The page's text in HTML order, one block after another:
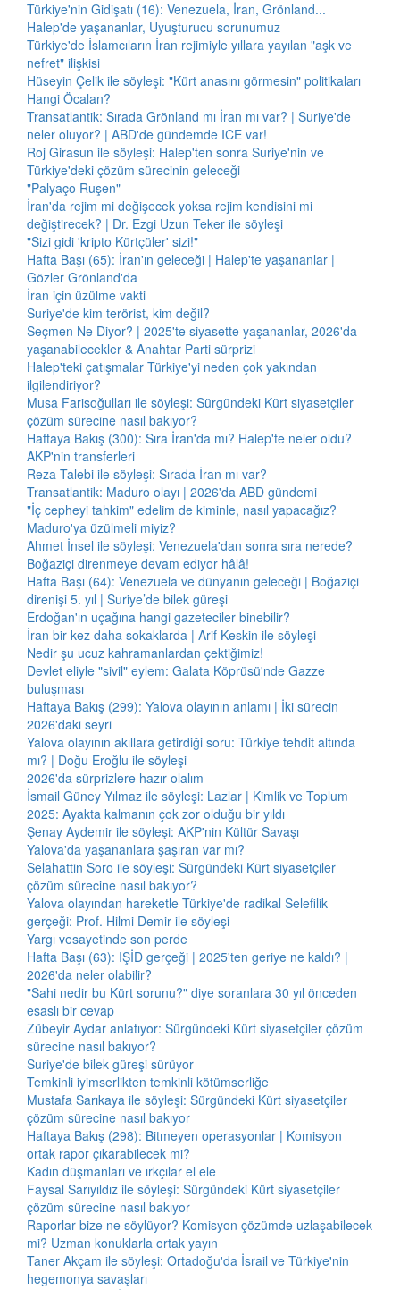
Türkiye'nin Gidişatı (16): Venezuela, İran, Grönland...
Halep'de yaşananlar, Uyuşturucu sorunumuz
Türkiye'de İslamcıların İran rejimiyle yıllara yayılan "aşk ve
nefret" ilişkisi
Hüseyin Çelik ile söyleşi: "Kürt anasını görmesin" politikaları
Hangi Öcalan?
Transatlantik: Sırada Grönland mı İran mı var? | Suriye'de
neler oluyor? | ABD'de gündemde ICE var!
Roj Girasun ile söyleşi: Halep'ten sonra Suriye'nin ve
Türkiye'deki çözüm sürecinin geleceği
"Palyaço Ruşen"
İran'da rejim mi değişecek yoksa rejim kendisini mi
değiştirecek? | Dr. Ezgi Uzun Teker ile söyleşi
"Sizi gidi 'kripto Kürtçüler' sizi!"
Hafta Başı (65): İran'ın geleceği | Halep'te yaşananlar |
Gözler Grönland'da
İran için üzülme vakti
Suriye'de kim terörist, kim değil?
Seçmen Ne Diyor? | 2025'te siyasette yaşananlar, 2026'da
yaşanabilecekler & Anahtar Parti sürprizi
Halep'teki çatışmalar Türkiye'yi neden çok yakından
ilgilendiriyor?
Musa Farisoğulları ile söyleşi: Sürgündeki Kürt siyasetçiler
çözüm sürecine nasıl bakıyor?
Haftaya Bakış (300): Sıra İran'da mı? Halep'te neler oldu?
AKP'nin transferleri
Reza Talebi ile söyleşi: Sırada İran mı var?
Transatlantik: Maduro olayı | 2026'da ABD gündemi
"İç cepheyi tahkim" edelim de kiminle, nasıl yapacağız?
Maduro'ya üzülmeli miyiz?
Ahmet İnsel ile söyleşi: Venezuela'dan sonra sıra nerede?
Boğaziçi direnmeye devam ediyor hâlâ!
Hafta Başı (64): Venezuela ve dünyanın geleceği | Boğaziçi
direnişi 5. yıl | Suriye’de bilek güreşi
Erdoğan'ın uçağına hangi gazeteciler binebilir?
İran bir kez daha sokaklarda | Arif Keskin ile söyleşi
Nedir şu ucuz kahramanlardan çektiğimiz!
Devlet eliyle "sivil" eylem: Galata Köprüsü'nde Gazze
buluşması
Haftaya Bakış (299): Yalova olayının anlamı | İki sürecin
2026'daki seyri
Yalova olayının akıllara getirdiği soru: Türkiye tehdit altında
mı? | Doğu Eroğlu ile söyleşi
2026'da sürprizlere hazır olalım
İsmail Güney Yılmaz ile söyleşi: Lazlar | Kimlik ve Toplum
2025: Ayakta kalmanın çok zor olduğu bir yıldı
Şenay Aydemir ile söyleşi: AKP'nin Kültür Savaşı
Yalova'da yaşananlara şaşıran var mı?
Selahattin Soro ile söyleşi: Sürgündeki Kürt siyasetçiler
çözüm sürecine nasıl bakıyor?
Yalova olayından hareketle Türkiye'de radikal Selefilik
gerçeği: Prof. Hilmi Demir ile söyleşi
Yargı vesayetinde son perde
Hafta Başı (63): IŞİD gerçeği | 2025'ten geriye ne kaldı? |
2026'da neler olabilir?
"Sahi nedir bu Kürt sorunu?" diye soranlara 30 yıl önceden
esaslı bir cevap
Zübeyir Aydar anlatıyor: Sürgündeki Kürt siyasetçiler çözüm
sürecine nasıl bakıyor?
Suriye'de bilek güreşi sürüyor
Temkinli iyimserlikten temkinli kötümserliğe
Mustafa Sarıkaya ile söyleşi: Sürgündeki Kürt siyasetçiler
çözüm sürecine nasıl bakıyor
Haftaya Bakış (298): Bitmeyen operasyonlar | Komisyon
ortak rapor çıkarabilecek mi?
Kadın düşmanları ve ırkçılar el ele
Faysal Sarıyıldız ile söyleşi: Sürgündeki Kürt siyasetçiler
çözüm sürecine nasıl bakıyor
Raporlar bize ne söylüyor? Komisyon çözümde uzlaşabilecek
mi? Uzman konuklarla ortak yayın
Taner Akçam ile söyleşi: Ortadoğu'da İsrail ve Türkiye'nin
hegemonya savaşları